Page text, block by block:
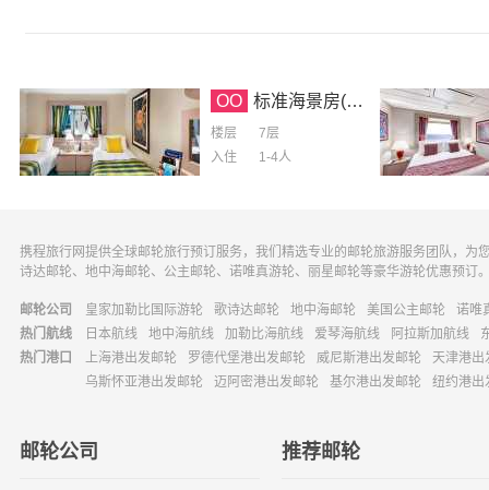
OO 标准海景房(全部舱房景观全部受阻)
楼层
7层
入住
1-4人
携程旅行网提供全球邮轮旅行预订服务，我们精选专业的邮轮旅游服务团队，
诗达邮轮、地中海邮轮、公主邮轮、诺唯真游轮、丽星邮轮等豪华游轮优惠预订
邮轮公司 皇家加勒比国际游轮 歌诗达邮轮 地中海邮轮 美国公主邮轮
诺唯
热门航线
日本航线 地中海航线 加勒比海航线 爱琴海航线 阿拉斯加航线
热门港口
上海港出发邮轮 罗德代堡港出发邮轮 威尼斯港出发邮轮
天津港出
乌斯怀亚港出发邮轮
迈阿密港出发邮轮 基尔港出发邮轮 纽约港出
邮轮公司 推荐邮轮